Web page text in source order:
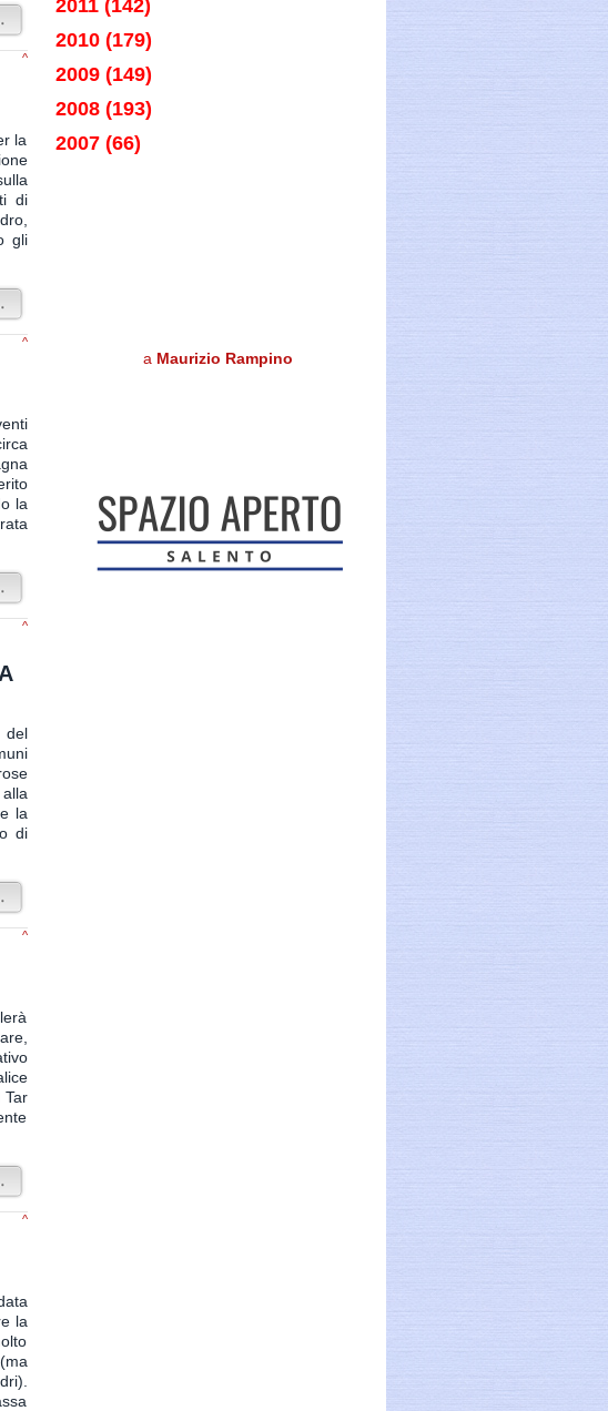
^
la
di
gli
^
la
^
del
la
di
^
Tar
^
la
2011 (142)
2010 (179)
2009 (149)
2008 (193)
2007 (66)
a Maurizio Rampino